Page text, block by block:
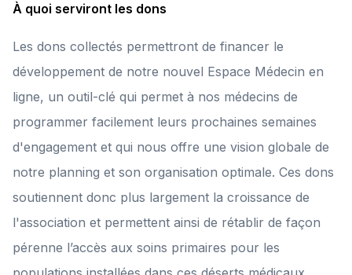
À quoi serviront les dons
Les dons collectés permettront de financer le
développement de notre nouvel Espace Médecin en
ligne, un outil-clé qui permet à nos médecins de
programmer facilement leurs prochaines semaines
d'engagement et qui nous offre une vision globale de
notre planning et son organisation optimale. Ces dons
soutiennent donc plus largement la croissance de
l'association et permettent ainsi de rétablir de façon
pérenne l’accès aux soins primaires pour les